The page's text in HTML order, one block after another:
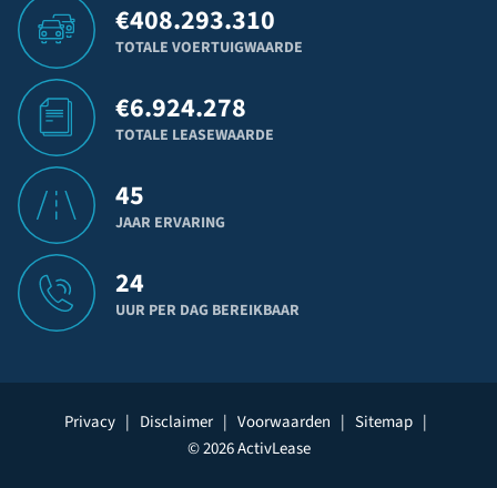
€408.293.310
TOTALE VOERTUIGWAARDE
€6.924.278
TOTALE LEASEWAARDE
45
JAAR ERVARING
24
UUR PER DAG BEREIKBAAR
Privacy | Disclaimer | Voorwaarden | Sitemap |
© 2026 ActivLease